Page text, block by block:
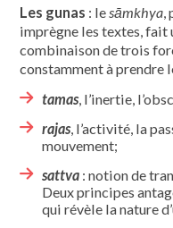
Les gunas : le sāmkhya
imprègne les textes, fait
combinaison de trois
constamment à prendre
tamas, l’inertie,
rajas, l’activité, la
mouvement;
sattva: notion de
Deux principes
qui révèle la nature